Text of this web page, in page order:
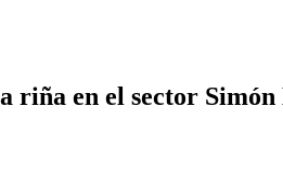
riña en el sector